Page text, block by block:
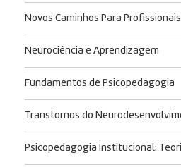
Novos Caminhos Para
Neurociência e Aprendizagem
Fundamentos de Psicopedagogia
Transtornos do
Psicopedagogia Institucional: